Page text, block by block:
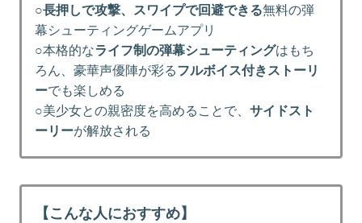
○長押しで攻撃、スワイプで回避できる無料の弾
幕シューティングゲームアプリ
○本格的なライフ制の弾幕シューティングはもち
ろん、豪華声優陣が彩るフルボイス付きストーリ
ーでも楽しめる
○美少女との親密度を高めることで、サイドスト
ーリーが解放される
【こんな人におすすめ】